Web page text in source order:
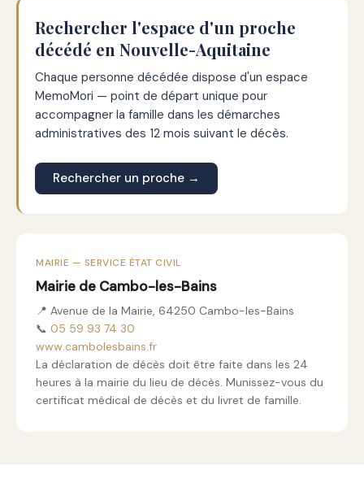
Rechercher l'espace d'un proche
décédé en Nouvelle-Aquitaine
Chaque personne décédée dispose d'un espace
MemoMori — point de départ unique pour
accompagner la famille dans les démarches
administratives des 12 mois suivant le décès.
Rechercher un proche →
MAIRIE — SERVICE ÉTAT CIVIL
Mairie de Cambo-les-Bains
📍 Avenue de la Mairie, 64250 Cambo-les-Bains
📞 05 59 93 74 30
www.cambolesbains.fr
La déclaration de décès doit être faite dans les 24
heures à la mairie du lieu de décès. Munissez-vous du
certificat médical de décès et du livret de famille.